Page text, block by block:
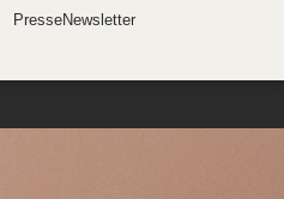
PresseNewsletter